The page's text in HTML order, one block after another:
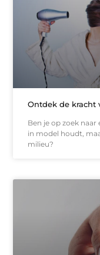
Ontdek de kracht
Ben je op zoek
in model houdt,
milieu?